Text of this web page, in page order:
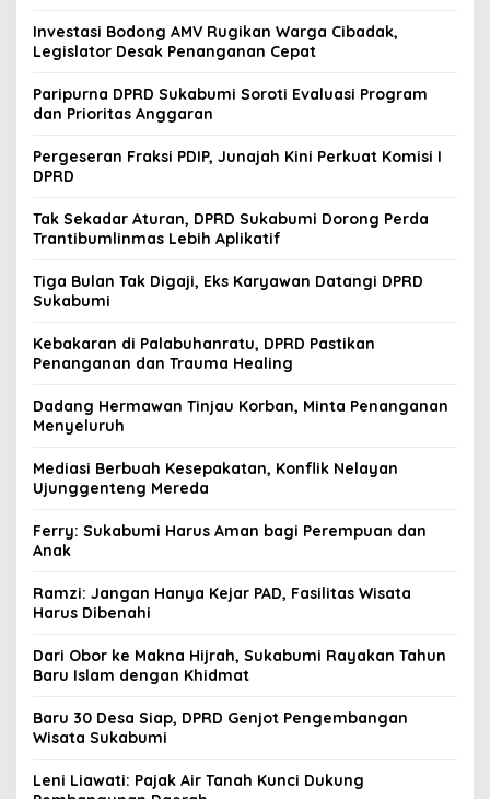
Investasi Bodong AMV Rugikan Warga Cibadak,
Legislator Desak Penanganan Cepat
Paripurna DPRD Sukabumi Soroti Evaluasi Program
dan Prioritas Anggaran
Pergeseran Fraksi PDIP, Junajah Kini Perkuat Komisi I
DPRD
Tak Sekadar Aturan, DPRD Sukabumi Dorong Perda
Trantibumlinmas Lebih Aplikatif
Tiga Bulan Tak Digaji, Eks Karyawan Datangi DPRD
Sukabumi
Kebakaran di Palabuhanratu, DPRD Pastikan
Penanganan dan Trauma Healing
Dadang Hermawan Tinjau Korban, Minta Penanganan
Menyeluruh
Mediasi Berbuah Kesepakatan, Konflik Nelayan
Ujunggenteng Mereda
Ferry: Sukabumi Harus Aman bagi Perempuan dan
Anak
Ramzi: Jangan Hanya Kejar PAD, Fasilitas Wisata
Harus Dibenahi
Dari Obor ke Makna Hijrah, Sukabumi Rayakan Tahun
Baru Islam dengan Khidmat
Baru 30 Desa Siap, DPRD Genjot Pengembangan
Wisata Sukabumi
Leni Liawati: Pajak Air Tanah Kunci Dukung